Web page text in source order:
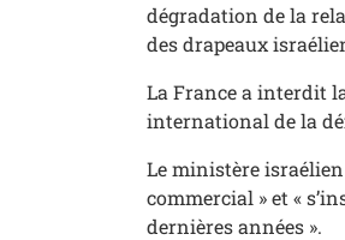
dégradation de la
des drapeaux
La France a interdit
international de la
Le ministère
commercial » et «
dernières années ».